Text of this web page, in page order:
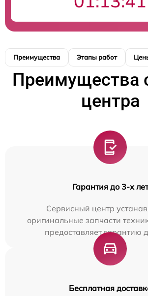
Преимущества Этапы работ
Преимущества
центра
Гарантия до 3-х лет
Сервисный центр
оригинальные запчасти
предоставляет гарантию
Бесплатная